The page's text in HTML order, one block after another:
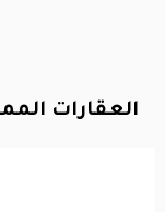
العقارات